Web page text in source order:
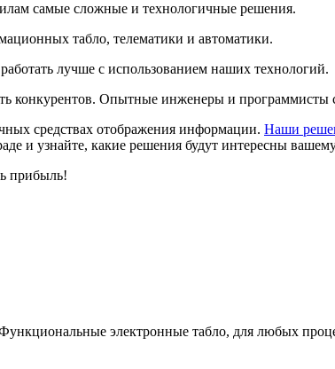
самые сложные и технологичные решения.
табло, телематики и автоматики.
лучше с использованием наших технологий.
конкурентов. Опытные инженеры и программисты
средствах отображения информации. Наши
и узнайте, какие решения будут интересны
прибыль!
электронные табло, для любых